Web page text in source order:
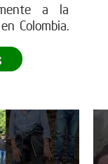
a la
Colombia.
los
cómo el
¿Tu
ser parte
más en